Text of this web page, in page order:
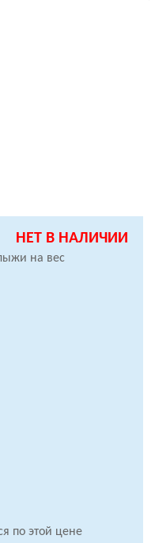
НЕТ В НАЛИЧИИ
на вес
по этой цене